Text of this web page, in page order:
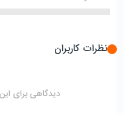
نظرات کاربران
دیدگاهی برای